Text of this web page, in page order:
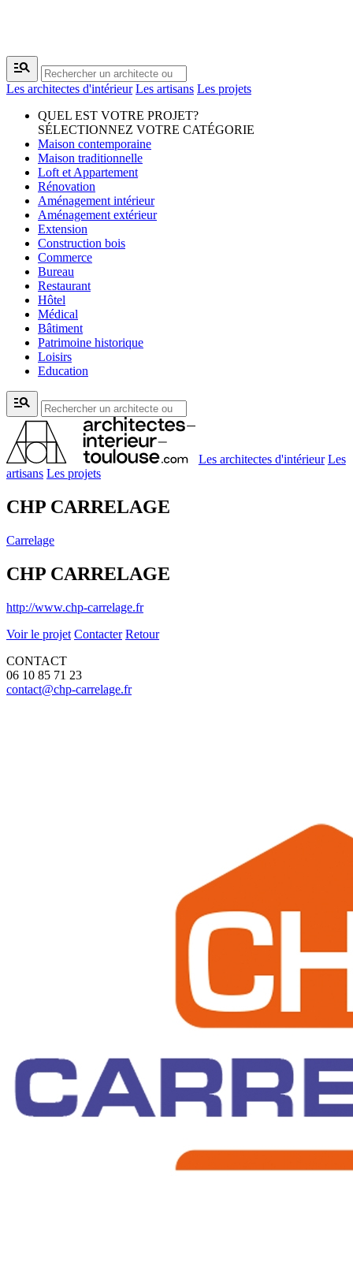
manage_search
Les architectes d'intérieur Les artisans Les projets
QUEL EST VOTRE PROJET?
SÉLECTIONNEZ VOTRE CATÉGORIE
Maison contemporaine
Maison traditionnelle
Loft et Appartement
Rénovation
Aménagement intérieur
Aménagement extérieur
Extension
Construction bois
Commerce
Bureau
Restaurant
Hôtel
Médical
Bâtiment
Patrimoine historique
Loisirs
Education
manage_search
Les architectes d'intérieur Les
artisans Les projets
CHP CARRELAGE
Carrelage
CHP CARRELAGE
http://www.chp-carrelage.fr
Voir le projet Contacter Retour
CONTACT
06 10 85 71 23
contact@chp-carrelage.fr